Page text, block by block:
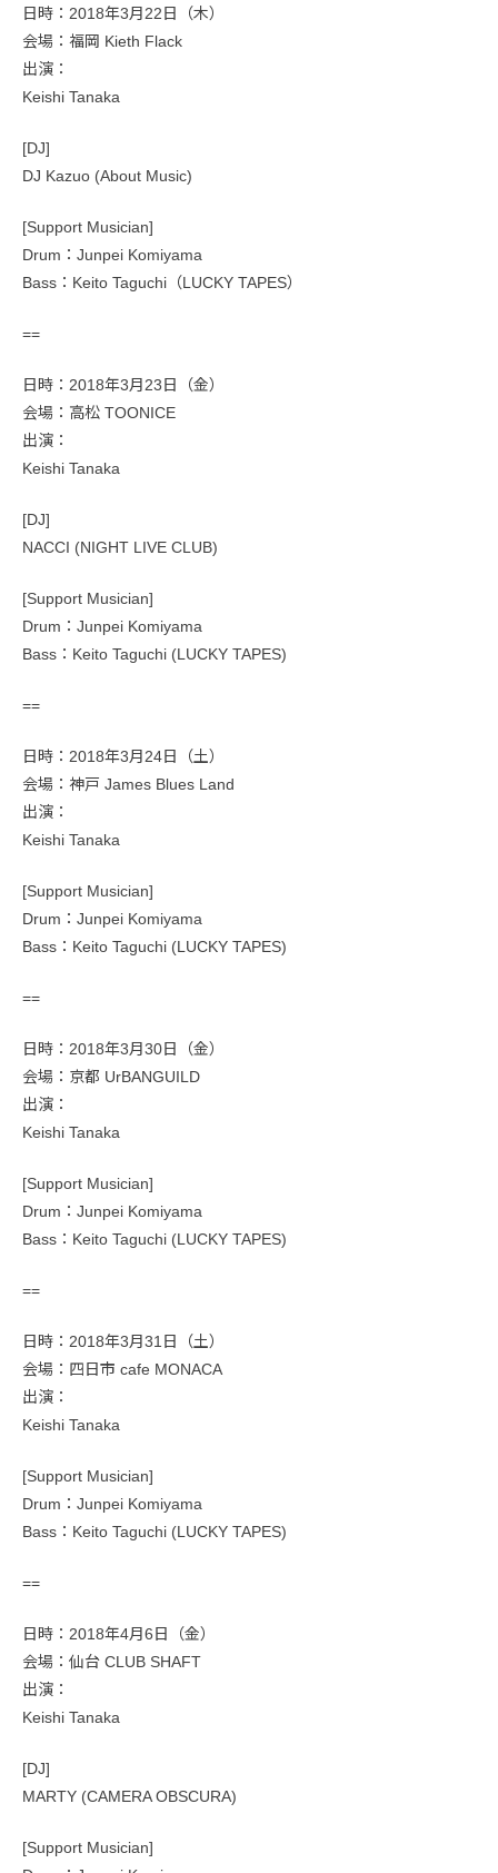
日時：2018年3月22日（木）
会場：福岡 Kieth Flack
出演：
Keishi Tanaka
[DJ]
DJ Kazuo (About Music)
[Support Musician]
Drum：Junpei Komiyama
Bass：Keito Taguchi（LUCKY TAPES）
==
日時：2018年3月23日（金）
会場：高松 TOONICE
出演：
Keishi Tanaka
[DJ]
NACCI (NIGHT LIVE CLUB)
[Support Musician]
Drum：Junpei Komiyama
Bass：Keito Taguchi (LUCKY TAPES)
==
日時：2018年3月24日（土）
会場：神戸 James Blues Land
出演：
Keishi Tanaka
[Support Musician]
Drum：Junpei Komiyama
Bass：Keito Taguchi (LUCKY TAPES)
==
日時：2018年3月30日（金）
会場：京都 UrBANGUILD
出演：
Keishi Tanaka
[Support Musician]
Drum：Junpei Komiyama
Bass：Keito Taguchi (LUCKY TAPES)
==
日時：2018年3月31日（土）
会場：四日市 cafe MONACA
出演：
Keishi Tanaka
[Support Musician]
Drum：Junpei Komiyama
Bass：Keito Taguchi (LUCKY TAPES)
==
日時：2018年4月6日（金）
会場：仙台 CLUB SHAFT
出演：
Keishi Tanaka
[DJ]
MARTY (CAMERA OBSCURA)
[Support Musician]